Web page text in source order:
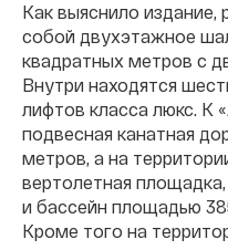
Как выяснило издание,
собой двухэтажное
квадратных метров с
Внутри находятся
лифтов класса люкс. К
подвесная канатная
метров, а на
вертолетная
и бассейн площадью
Кроме того на